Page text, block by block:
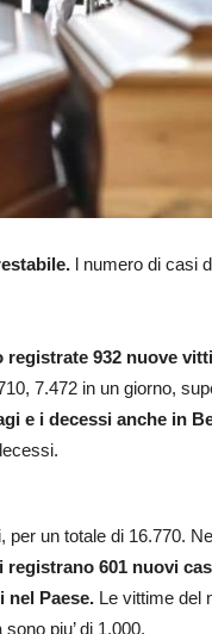
l numero di casi
registrate 932 nuove
7.472 in un giorno,
e i decessi anche in
un totale di 16.770.
registrano 601 nuovi
nel Paese. Le vittime del
piu’ di 1.000.